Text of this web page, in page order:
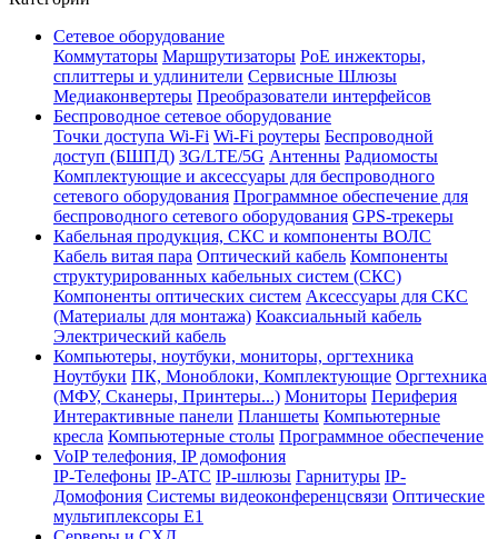
Сетевое оборудование
Коммутаторы Маршрутизаторы PoE инжекторы,
сплиттеры и удлинители Сервисные Шлюзы
Медиаконвертеры Преобразователи интерфейсов
Беспроводное сетевое оборудование
Точки доступа Wi-Fi Wi-Fi роутеры Беспроводной
доступ (БШПД) 3G/LTE/5G Антенны Радиомосты
Комплектующие и аксессуары для беспроводного
сетевого оборудования Программное обеспечение для
беспроводного сетевого оборудования GPS-трекеры
Кабельная продукция, СКС и компоненты ВОЛС
Кабель витая пара Оптический кабель Компоненты
структурированных кабельных систем (СКС)
Компоненты оптических систем Аксессуары для СКС
(Материалы для монтажа) Коаксиальный кабель
Электрический кабель
Компьютеры, ноутбуки, мониторы, оргтехника
Ноутбуки ПК, Моноблоки, Комплектующие Оргтехника
(МФУ, Сканеры, Принтеры...) Мониторы Периферия
Интерактивные панели Планшеты Компьютерные
кресла Компьютерные столы Программное обеспечение
VoIP телефония, IP домофония
IP-Телефоны IP-ATC IP-шлюзы Гарнитуры IP-
Домофония Системы видеоконференцсвязи Оптические
мультиплексоры Е1